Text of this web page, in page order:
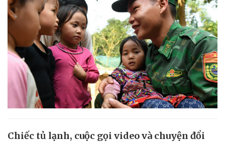
Chiếc tủ lạnh, cuộc gọi video và chuyện đổi